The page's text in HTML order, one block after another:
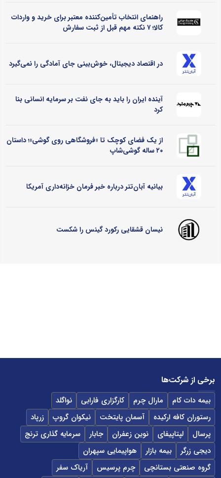
راهنمای انتخاب تأمین‌کننده معتبر برای خرید و واردات
کالا؛ ۷ نکته مهم قبل از ثبت سفارش
در اقتصاد دیجیتال، خوش‌بینی جای آمادگی را نمی‌گیرد
آینده ایران را باید به جای نفت بر سرمایه انسانی بنا
کرد
از یک فضای کوچک تا «فروشگاهی روی گوشی»؛ داستان
۲۰ ساله گوشی‌شاپ
بیانیه آبان‌تتر درباره خبر فرمان خزانه‌داری آمریکا
نیسان قشقایی رکورد گینس را شکست
برخی از شرکت‌ها
بیمه دات کام مارال چرم کارگزاری فارابی
نواگلد
رستوران کافه ارکیده
آسمان پایتخت نیکوان گروپ
زرپاد
پرسال
لپتاپیفای نوین زعفران جابار
سرمایه گذاری ترنج
دیجی زرگر
بیمه بازار
هواپیمایی سپهران
گروه صنعتی بستانچی
چرم پرسیس
آریاک سفر